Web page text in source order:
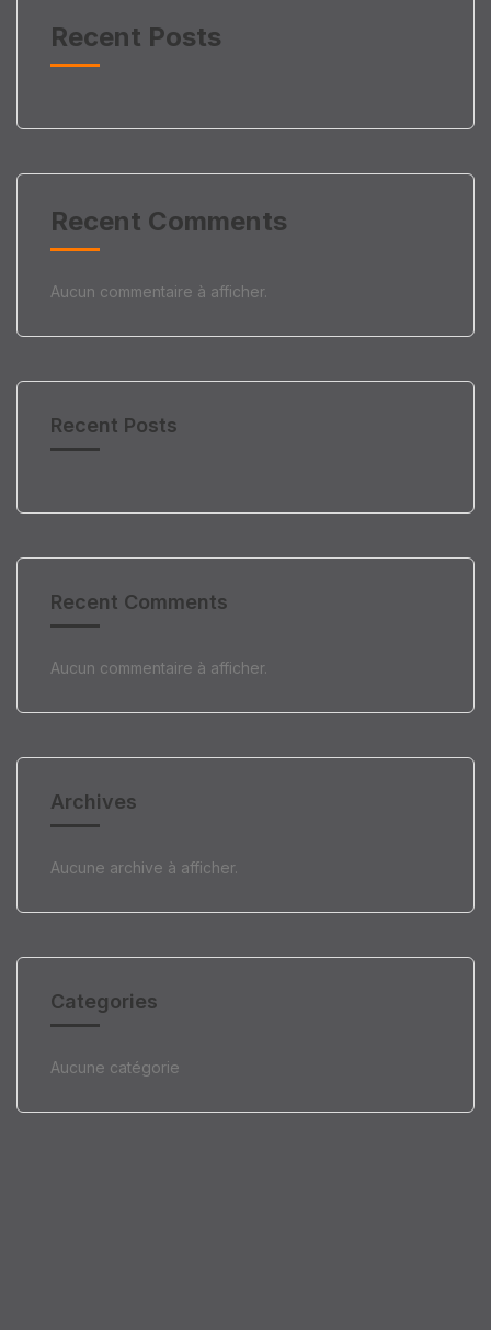
Recent Posts
Recent Comments
Aucun commentaire à afficher.
Recent Posts
Recent Comments
Aucun commentaire à afficher.
Archives
Aucune archive à afficher.
Categories
Aucune catégorie